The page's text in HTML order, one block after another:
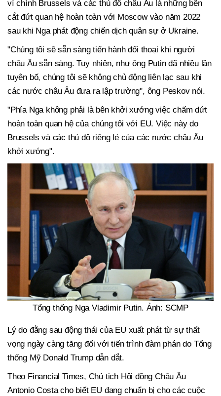
vì chính Brussels và các thủ đô châu Âu là những bên
cắt đứt quan hệ hoàn toàn với Moscow vào năm 2022
sau khi Nga phát động chiến dịch quân sự ở Ukraine.
"Chúng tôi sẽ sẵn sàng tiến hành đối thoại khi người
châu Âu sẵn sàng. Tuy nhiên, như ông Putin đã nhiều lần
tuyên bố, chúng tôi sẽ không chủ động liên lạc sau khi
các nước châu Âu đưa ra lập trường", ông Peskov nói.
"Phía Nga không phải là bên khởi xướng việc chấm dứt
hoàn toàn quan hệ của chúng tôi với EU. Việc này do
Brussels và các thủ đô riêng lẻ của các nước châu Âu
khởi xướng".
Tổng thống Nga Vladimir Putin. Ảnh: SCMP
Lý do đằng sau động thái của EU xuất phát từ sự thất
vọng ngày càng tăng đối với tiến trình đàm phán do Tổng
thống Mỹ Donald Trump dẫn dắt.
Theo Financial Times, Chủ tịch Hội đồng Châu Âu
Antonio Costa cho biết EU đang chuẩn bị cho các cuộc